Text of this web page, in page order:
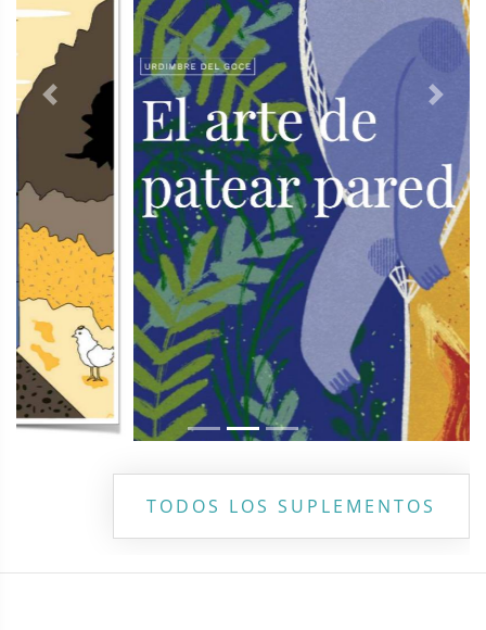
Previous Next
TODOS LOS SUPLEMENTOS